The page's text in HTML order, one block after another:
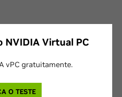
NVIDIA Virtual PC
vPC gratuitamente.
O TESTE